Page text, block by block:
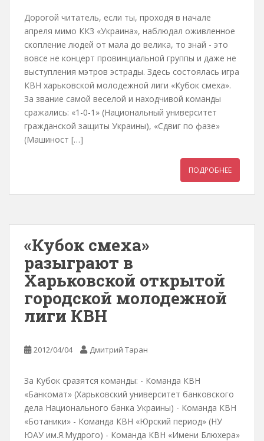
Дорогой читатель, если ты, проходя в начале
апреля мимо ККЗ «Украина», наблюдал оживленное
скопление людей от мала до велика, то знай - это
вовсе не концерт провинциальной группы и даже не
выступления мэтров эстрады. Здесь состоялась игра
КВН харьковской молодежной лиги «Кубок смеха».
За звание самой веселой и находчивой команды
сражались: «1-0-1» (Национальный университет
гражданской защиты Украины), «Сдвиг по фазе»
(Машиност […]
ПОДРОБНЕЕ
«Кубок смеха»
разыграют в
Харьковской открытой
городской молодежной
лиги КВН
2012/04/04 Дмитрий Таран
За Кубок сразятся команды: - Команда КВН
«Банкомат» (Харьковский университет банковского
дела Национального банка Украины) - Команда КВН
«Ботаники» - Команда КВН «Юрский период» (НУ
ЮАУ им.Я.Мудрого) - Команда КВН «Имени Блюхера»